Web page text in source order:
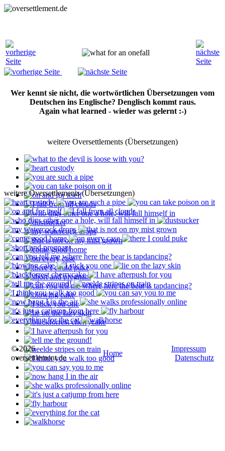
Wer kennt sie nicht, die wortwörtlichen Übersetzungen vom
Deutschen ins Englische? Denglisch kommt raus.
Again what learned - wieder was gelernt :-)
weitere Oversettlements (Übersetzungen)
weitere Oversettlements (Übersetzungen)
© 2026
oversettlement.de
Home
Impressum
Datenschutz